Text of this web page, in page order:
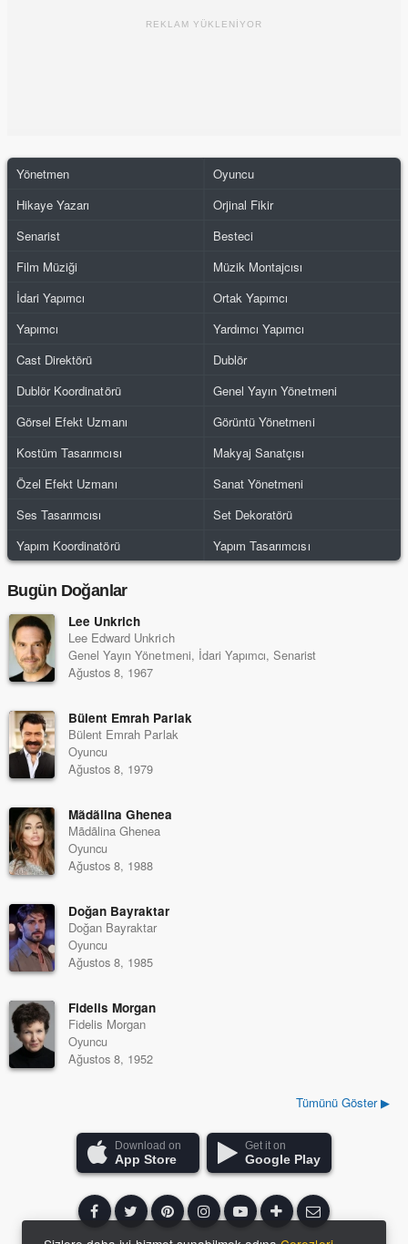
REKLAM YÜKLENİYOR
Yönetmen
Oyuncu
Hikaye Yazarı
Orjinal Fikir
Senarist
Besteci
Film Müziği
Müzik Montajcısı
İdari Yapımcı
Ortak Yapımcı
Yapımcı
Yardımcı Yapımcı
Cast Direktörü
Dublör
Dublör Koordinatörü
Genel Yayın Yönetmeni
Görsel Efekt Uzmanı
Görüntü Yönetmeni
Kostüm Tasarımcısı
Makyaj Sanatçısı
Özel Efekt Uzmanı
Sanat Yönetmeni
Ses Tasarımcısı
Set Dekoratörü
Yapım Koordinatörü
Yapım Tasarımcısı
Bugün Doğanlar
Lee Unkrich
Lee Edward Unkrich
Genel Yayın Yönetmeni, İdari Yapımcı, Senarist
Ağustos 8, 1967
Bülent Emrah Parlak
Bülent Emrah Parlak
Oyuncu
Ağustos 8, 1979
Mãdãlina Ghenea
Mãdãlina Ghenea
Oyuncu
Ağustos 8, 1988
Doğan Bayraktar
Doğan Bayraktar
Oyuncu
Ağustos 8, 1985
Fidelis Morgan
Fidelis Morgan
Oyuncu
Ağustos 8, 1952
Tümünü Göster ▶
Download on
App Store
Get it on
Google Play